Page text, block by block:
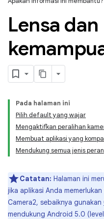
Lensa dan
Pada halaman ini
Pilih default yang wajar
Mengaktifkan peralihan
Membuat aplikasi yang
Mendukung semua jenis
Catatan: Halaman ini
jika aplikasi Anda
Camera2, sebaiknya gunakan
mendukung Android 5.0